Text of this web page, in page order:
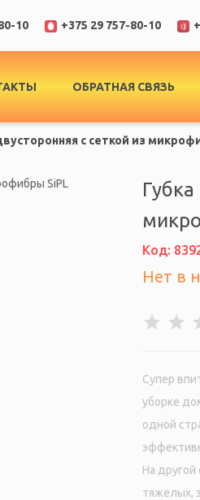
10 +375 29 757-80-10
ОБРАТНАЯ СВЯЗЬ
с сеткой из
Код:
Нет в
Супер
уборке
одной
На другой
тяжелых,